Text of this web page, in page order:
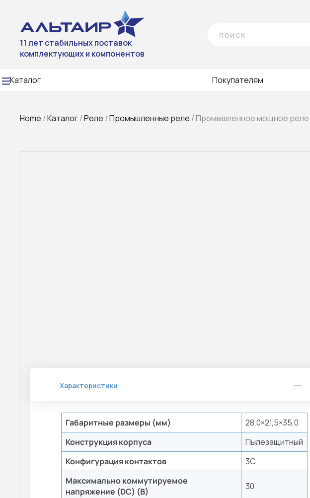
11 лет стабильных поставок
комплектующих и компонентов
Каталог Покупателям
Home /Каталог/Реле /Промышленные реле / Промышленное мощное реле
Характеристики
Габаритные размеры (мм)
28,0×21,5×35,0
Конструкция корпуса
Пылезащитный
Конфигурация контактов
3C
Максимально коммутируемое
напряжение (DC) (В)
30